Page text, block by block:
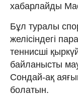
хабарлайды
Бұл туралы
желісіндегі
теннисші
байланысты
Сондай-ақ
болатын.